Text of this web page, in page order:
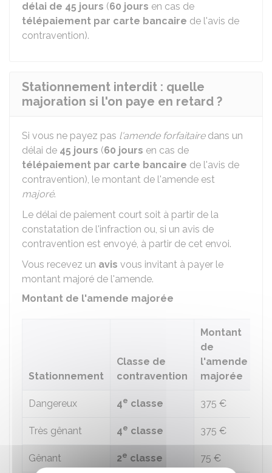
délai de 45 jours (60 jours en cas de
télépaiement par carte bancaire de l'avis de
contravention).
Stationnement interdit : quelle
majoration si l'on paye en retard ?
Si vous ne payez pas l'amende forfaitairedans un
délai de 45 jours (60 jours en cas de
télépaiement par carte bancaire de l'avis de
contravention), le montant de l'amende est
majoré.
Le délai de paiement court soit à partir de la
constatation de l'infraction ou, si un avis de
contravention est envoyé, à partir de cet envoi.
Vous recevez un avis vous invitant à payer le
montant majoré de l'amende.
Montant de l'amende majorée
Stationnement
Classe de
contravention
Montant
de
l'amende
majorée
Dangereux 4e classe 375 €
Très gênant 4e classe 375 €
Gênant 2e classe 75 €